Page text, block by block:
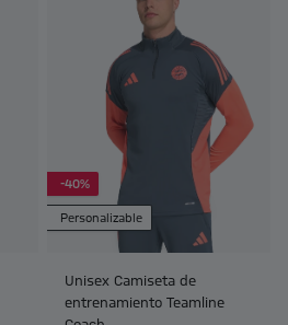
-40%
Personalizable
Unisex Camiseta de
entrenamiento Teamline